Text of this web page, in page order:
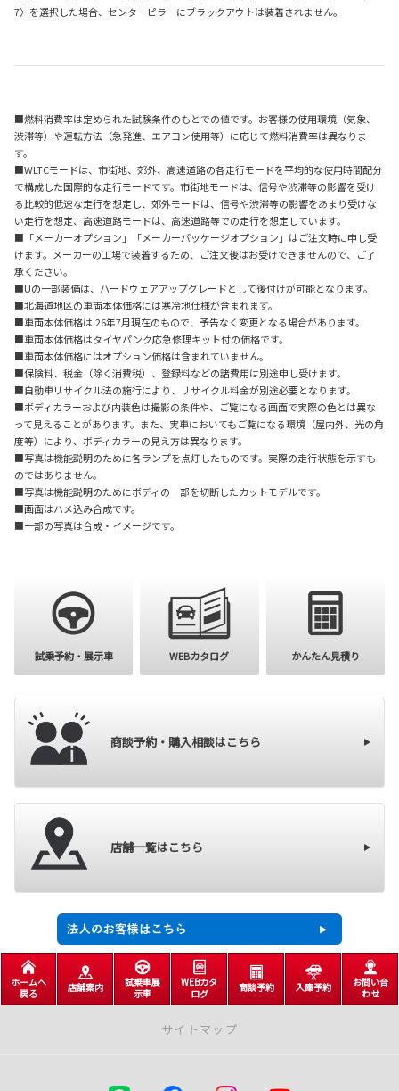
7〉を選択した場合、センターピラーにブラックアウトは装着されません。
■燃料消費率は定められた試験条件のもとでの値です。お客様の使用環境（気象、
渋滞等）や運転方法（急発進、エアコン使用等）に応じて燃料消費率は異なりま
す。
■WLTCモードは、市街地、郊外、高速道路の各走行モードを平均的な使用時間配分
で構成した国際的な走行モードです。市街地モードは、信号や渋滞等の影響を受け
る比較的低速な走行を想定し、郊外モードは、信号や渋滞等の影響をあまり受けな
い走行を想定、高速道路モードは、高速道路等での走行を想定しています。
■「メーカーオプション」「メーカーパッケージオプション」はご注文時に申し受
けます。メーカーの工場で装着するため、ご注文後はお受けできませんので、ご了
承ください。
■Uの一部装備は、ハードウェアアップグレードとして後付けが可能となります。
■北海道地区の車両本体価格には寒冷地仕様が含まれます。
■車両本体価格は'26年7月現在のもので、予告なく変更となる場合があります。
■車両本体価格はタイヤパンク応急修理キット付の価格です。
■車両本体価格にはオプション価格は含まれていません。
■保険料、税金（除く消費税）、登録料などの諸費用は別途申し受けます。
■自動車リサイクル法の施行により、リサイクル料金が別途必要となります。
■ボディカラーおよび内装色は撮影の条件や、ご覧になる画面で実際の色とは異な
って見えることがあります。また、実車においてもご覧になる環境（屋内外、光の角
度等）により、ボディカラーの見え方は異なります。
■写真は機能説明のために各ランプを点灯したものです。実際の走行状態を示すも
のではありません。
■写真は機能説明のためにボディの一部を切断したカットモデルです。
■画面はハメ込み合成です。
■一部の写真は合成・イメージです。
試乗予約・展示車 WEBカタログ かんたん見積り
商談予約・購入相談はこちら
店舗一覧はこちら
ホームへ
戻る
店舗案内
試乗車展
示車
WEBカタ
ログ
商談予約 入庫予約
お問い合
わせ
サイトマップ